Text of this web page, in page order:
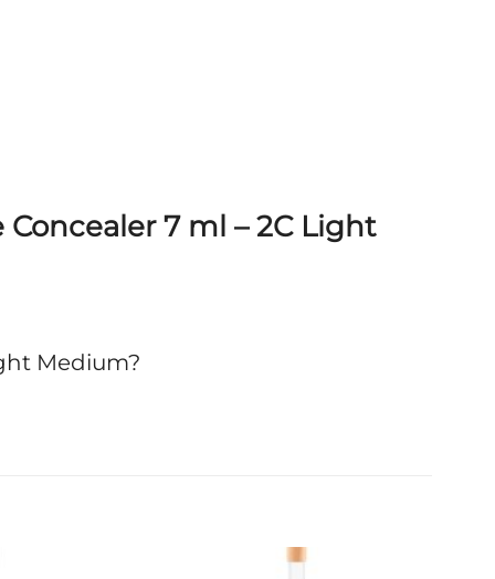
7 ml – 2C Light
Medium?